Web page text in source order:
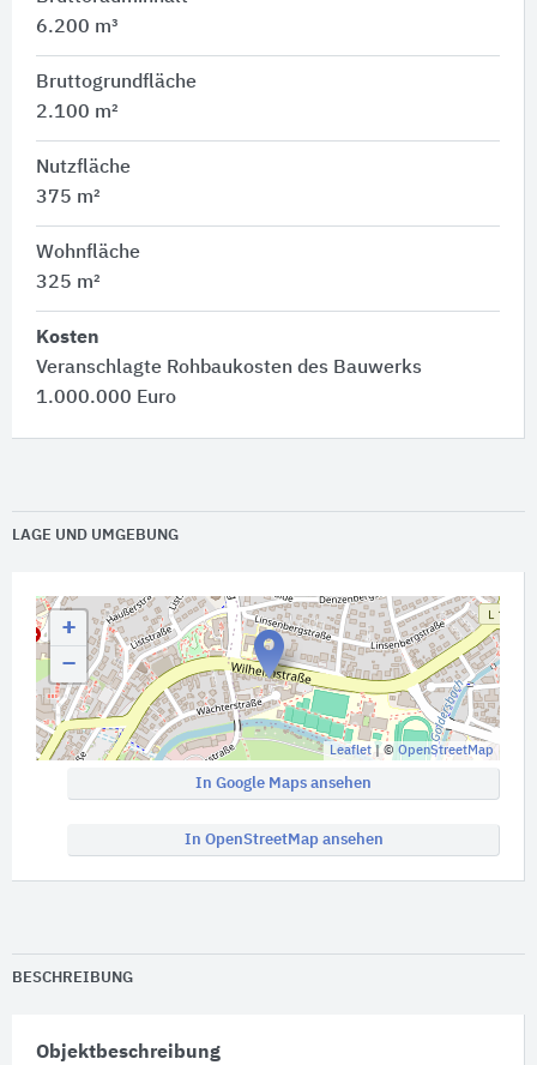
6.200 m³
Bruttogrundfläche
2.100 m²
Nutzfläche
375 m²
Wohnfläche
325 m²
Kosten
Veranschlagte Rohbaukosten des Bauwerks
1.000.000 Euro
LAGE UND UMGEBUNG
+
−
Leaflet| © OpenStreetMap
In Google Maps ansehen
In OpenStreetMap ansehen
BESCHREIBUNG
Objektbeschreibung